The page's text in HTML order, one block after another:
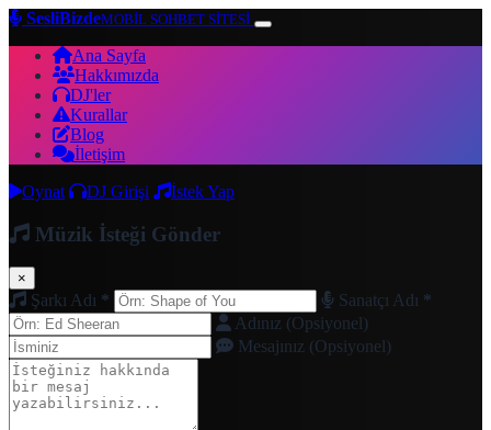
SesliBizdeMOBİL SOHBET SİTESİ
Ana Sayfa
Hakkımızda
DJ'ler
Kurallar
Blog
İletişim
Oynat
DJ Girişi İstek Yap
Müzik İsteği Gönder
×
Şarkı Adı * Sanatçı Adı *
Adınız (Opsiyonel)
Mesajınız (Opsiyonel)